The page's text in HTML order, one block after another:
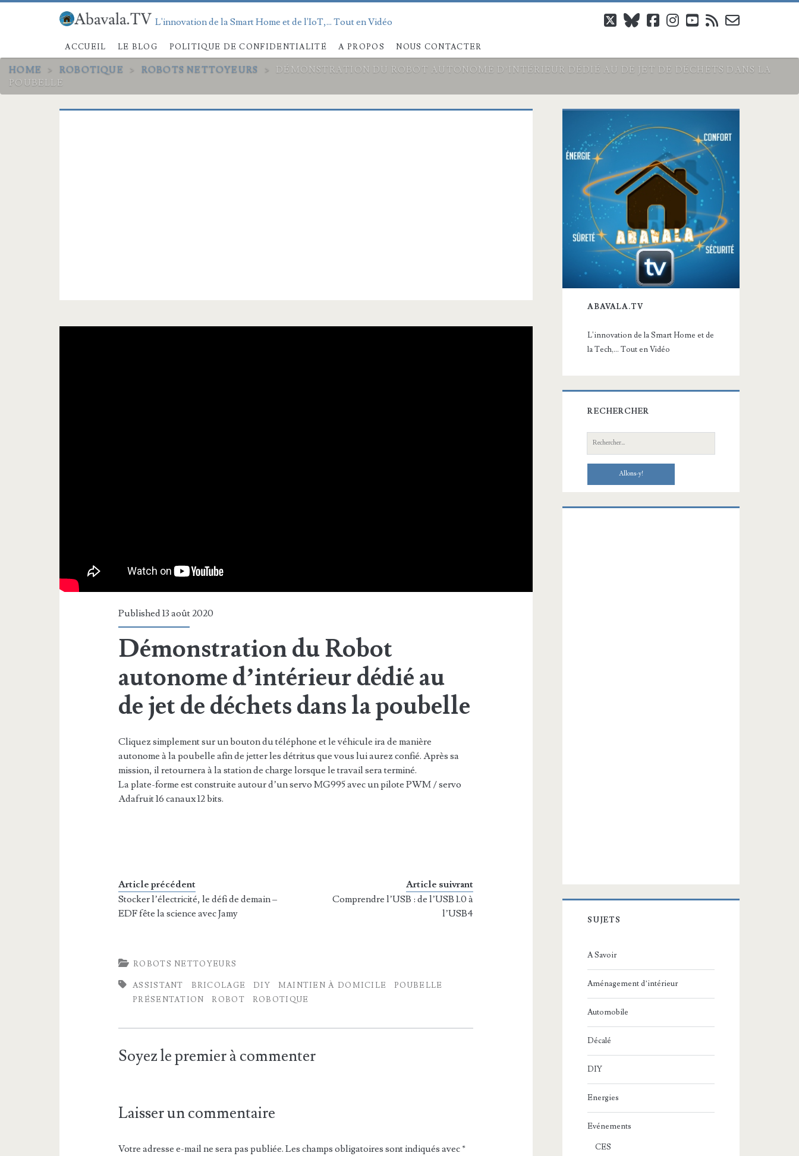
L'innovation de la Smart Home et de l'IoT,... Tout en Vidéo
ACCUEIL LE BLOG POLITIQUE DE CONFIDENTIALITÉ A PROPOS NOUS CONTACTER
twitterblueskyfacebook
instagram
youtube
rss email-
HOME > ROBOTIQUE > ROBOTS NETTOYEURS >
DÉMONSTRATION DU ROBOT AUTONOME D’INTÉRIEUR DÉDIÉ AU DE JET DE DÉCHETS DANS LA
POUBELLE
Published 13 août 2020
Démonstration du Robot
autonome d’intérieur dédié au
de jet de déchets dans la poubelle
Cliquez simplement sur un bouton du téléphone et le véhicule ira de manière
autonome à la poubelle afin de jetter les détritus que vous lui aurez confié. Après sa
mission, il retournera à la station de charge lorsque le travail sera terminé.
La plate-forme est construite autour d’un servo MG995 avec un pilote PWM / servo
Adafruit 16 canaux 12 bits.
Article précédent
Stocker l’électricité, le défi de demain –
EDF fête la science avec Jamy
Article suivrant
Comprendre l’USB : de l’USB 1.0 à
l’USB4
ROBOTS NETTOYEURS
ASSISTANT BRICOLAGE DIY MAINTIEN À DOMICILE
POUBELLE
PRÉSENTATION
ROBOT ROBOTIQUE
Soyez le premier à commenter
Laisser un commentaire
Votre adresse e-mail ne sera pas publiée. Les champs obligatoires sont indiqués avec*
Barre
latérale
principale
ABAVALA.TV
L'innovation de la Smart Home et de
la Tech,... Tout en Vidéo
RECHERCHER
Recherche:
SUJETS
A Savoir
Aménagement d’intérieur
Automobile
Décalé
DIY
Energies
Evénements
CES